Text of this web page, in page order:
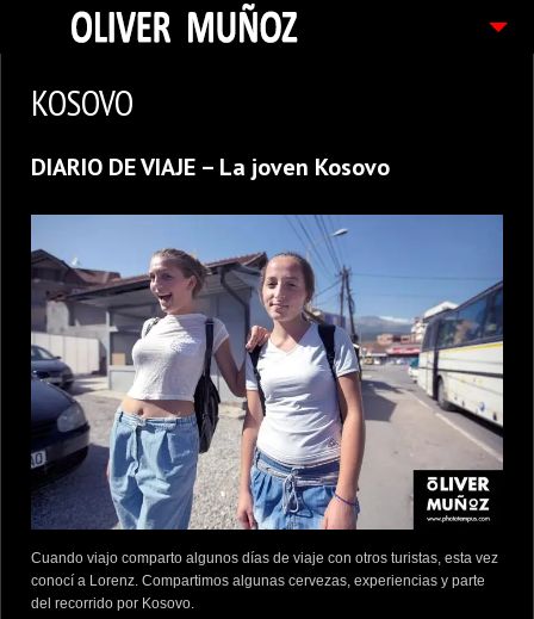
FOTOGRAFIAS
CONTACTO
KOSOVO
DIARIO DE VIAJE – La joven Kosovo
Cuando viajo comparto algunos días de viaje con otros turistas, esta vez
conocí a Lorenz. Compartimos algunas cervezas, experiencias y parte
del recorrido por Kosovo.